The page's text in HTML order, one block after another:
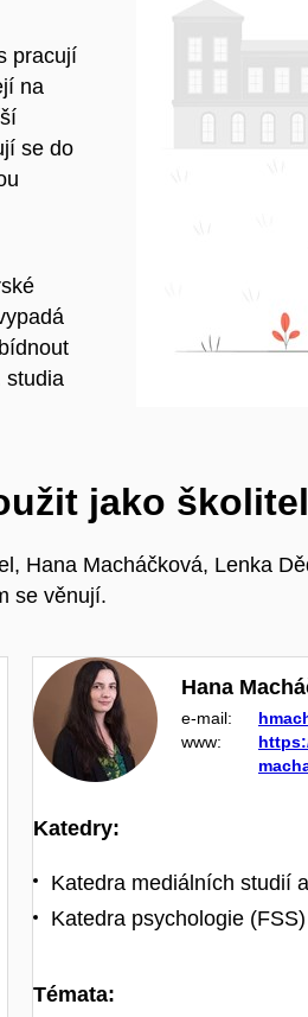
pracují
na
se do
studia
jako
Hana Macháčková, Lenka
se věnují.
Hana
e‑mail:
www:
Katedry:
Katedra mediálních studií
Katedra psychologie (FSS)
Témata: